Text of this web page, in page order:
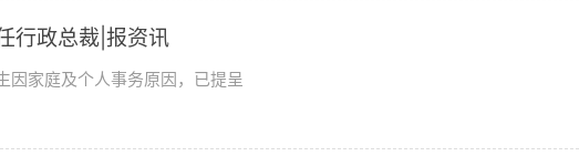
行政总裁|报资讯
家庭及个人事务原因，已提呈